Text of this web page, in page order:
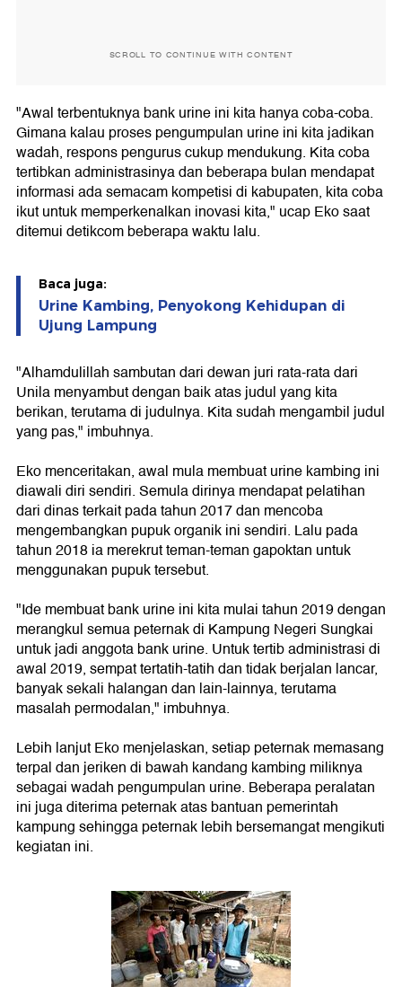
SCROLL TO CONTINUE WITH CONTENT
"Awal terbentuknya bank urine ini kita hanya coba-coba.
Gimana kalau proses pengumpulan urine ini kita jadikan
wadah, respons pengurus cukup mendukung. Kita coba
tertibkan administrasinya dan beberapa bulan mendapat
informasi ada semacam kompetisi di kabupaten, kita coba
ikut untuk memperkenalkan inovasi kita," ucap Eko saat
ditemui detikcom beberapa waktu lalu.
Baca juga:
Urine Kambing, Penyokong Kehidupan di
Ujung Lampung
"Alhamdulillah sambutan dari dewan juri rata-rata dari
Unila menyambut dengan baik atas judul yang kita
berikan, terutama di judulnya. Kita sudah mengambil judul
yang pas," imbuhnya.
Eko menceritakan, awal mula membuat urine kambing ini
diawali diri sendiri. Semula dirinya mendapat pelatihan
dari dinas terkait pada tahun 2017 dan mencoba
mengembangkan pupuk organik ini sendiri. Lalu pada
tahun 2018 ia merekrut teman-teman gapoktan untuk
menggunakan pupuk tersebut.
"Ide membuat bank urine ini kita mulai tahun 2019 dengan
merangkul semua peternak di Kampung Negeri Sungkai
untuk jadi anggota bank urine. Untuk tertib administrasi di
awal 2019, sempat tertatih-tatih dan tidak berjalan lancar,
banyak sekali halangan dan lain-lainnya, terutama
masalah permodalan," imbuhnya.
Lebih lanjut Eko menjelaskan, setiap peternak memasang
terpal dan jeriken di bawah kandang kambing miliknya
sebagai wadah pengumpulan urine. Beberapa peralatan
ini juga diterima peternak atas bantuan pemerintah
kampung sehingga peternak lebih bersemangat mengikuti
kegiatan ini.